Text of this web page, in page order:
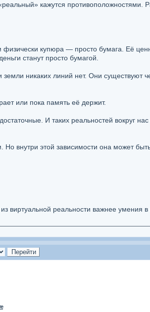
кажутся противоположностями.
купюра — просто бумага. Её
станут просто бумагой.
никаких линий нет. Они существуют
или пока память её держит.
И таких реальностей вокруг нас
Но внутри этой зависимости она может
виртуальной реальности важнее умения в